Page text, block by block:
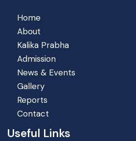
Home
About
Kalika Prabha
Admission
News & Events
Gallery
Reports
Contact
Useful Links